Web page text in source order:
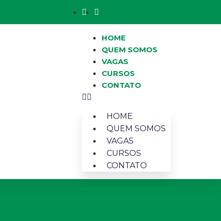
HOME
QUEM SOMOS
VAGAS
CURSOS
CONTATO
HOME
QUEM SOMOS
VAGAS
CURSOS
CONTATO